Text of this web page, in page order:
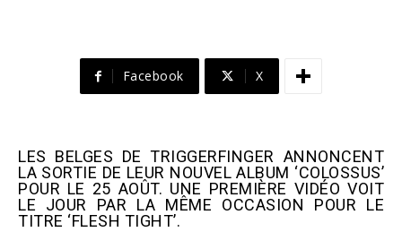
Facebook X
LES BELGES DE TRIGGERFINGER ANNONCENT
LA SORTIE DE LEUR NOUVEL ALBUM ‘COLOSSUS’
POUR LE 25 AOÛT. UNE PREMIÈRE VIDÉO VOIT
LE JOUR PAR LA MÊME OCCASION POUR LE
TITRE ‘FLESH TIGHT’.